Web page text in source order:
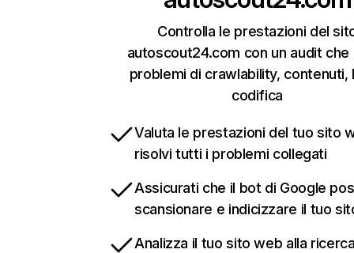
Controlla le prestazioni del
autoscout24.com con un audit che
problemi di crawlability, contenuti,
codifica
Valuta le prestazioni del tuo sito
risolvi tutti i problemi collegati
Assicurati che il bot di Google
scansionare e indicizzare il tuo
Analizza il tuo sito web alla